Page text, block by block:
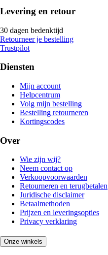
Levering en retour
30 dagen bedenktijd
Retourneer je bestelling
Trustpilot
Diensten
Mijn account
Helpcentrum
Volg mijn bestelling
Bestelling retourneren
Kortingscodes
Over
Wie zijn wij?
Neem contact op
Verkoopvoorwaarden
Retourneren en terugbetalen
Juridische disclaimer
Betaalmethoden
Prijzen en leveringsopties
Privacy verklaring
Onze winkels